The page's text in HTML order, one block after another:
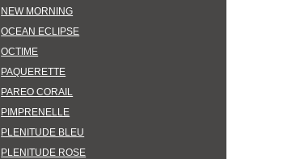
NEW MORNING
OCEAN ECLIPSE
OCTIME
PAQUERETTE
PAREO CORAIL
PIMPRENELLE
PLENITUDE BLEU
PLENITUDE ROSE